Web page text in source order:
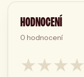
HODNOCENÍ
0 hodnocení
★★★★